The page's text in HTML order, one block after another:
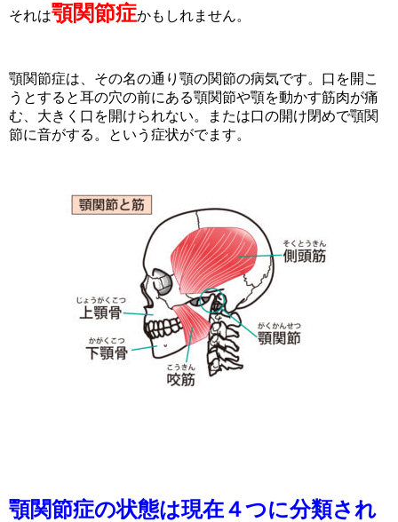
それは顎関節症かもしれません。
顎関節症は、その名の通り顎の関節の病気です。口を開こ
うとすると耳の穴の前にある顎関節や顎を動かす筋肉が痛
む、大きく口を開けられない。または口の開け閉めで顎関
節に音がする。という症状がでます。
顎関節症の状態は現在４つに分類され